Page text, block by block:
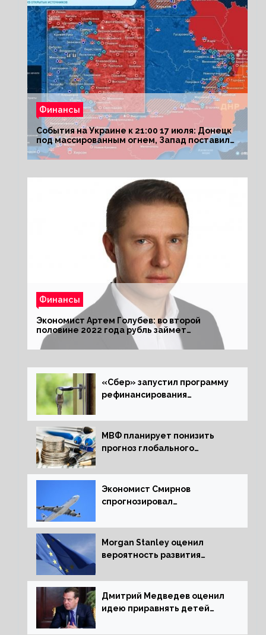
Финансы
События на Украине к 21:00 17 июля: Донецк
под массированным огнем, Запад поставил
Киеву ультиматум
Финансы
Экономист Артем Голубев: во второй
половине 2022 года рубль займет
комфортный курс
«Сбер» запустил программу
рефинансирования
МВФ планирует понизить
прогноз глобального
следующем отчете
Экономист Смирнов
спрогнозировал
России
Morgan Stanley оценил
вероятность развития
Дмитрий Медведев оценил
идею приравнять детей